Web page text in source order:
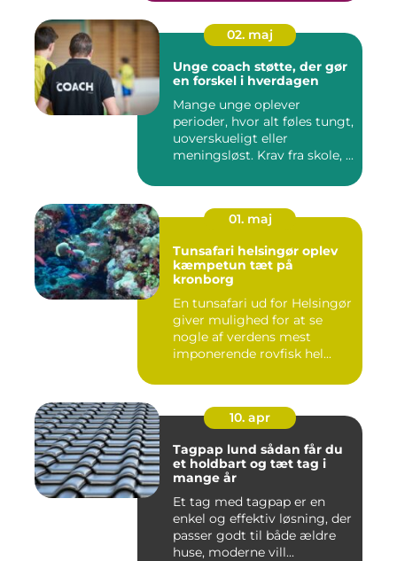
02. maj
Unge coach støtte, der gør
en forskel i hverdagen
Mange unge oplever
perioder, hvor alt føles tungt,
uoverskueligt eller
meningsløst. Krav fra skole, ...
01. maj
Tunsafari helsingør oplev
kæmpetun tæt på
kronborg
En tunsafari ud for Helsingør
giver mulighed for at se
nogle af verdens mest
imponerende rovfisk hel...
10. apr
Tagpap lund sådan får du
et holdbart og tæt tag i
mange år
Et tag med tagpap er en
enkel og effektiv løsning, der
passer godt til både ældre
huse, moderne vill...